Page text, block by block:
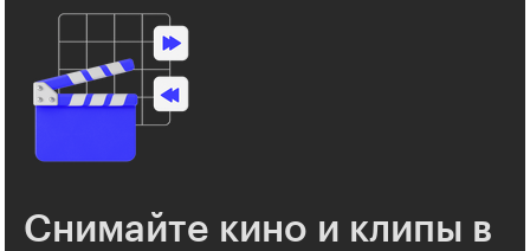
Снимайте кино и клипы в